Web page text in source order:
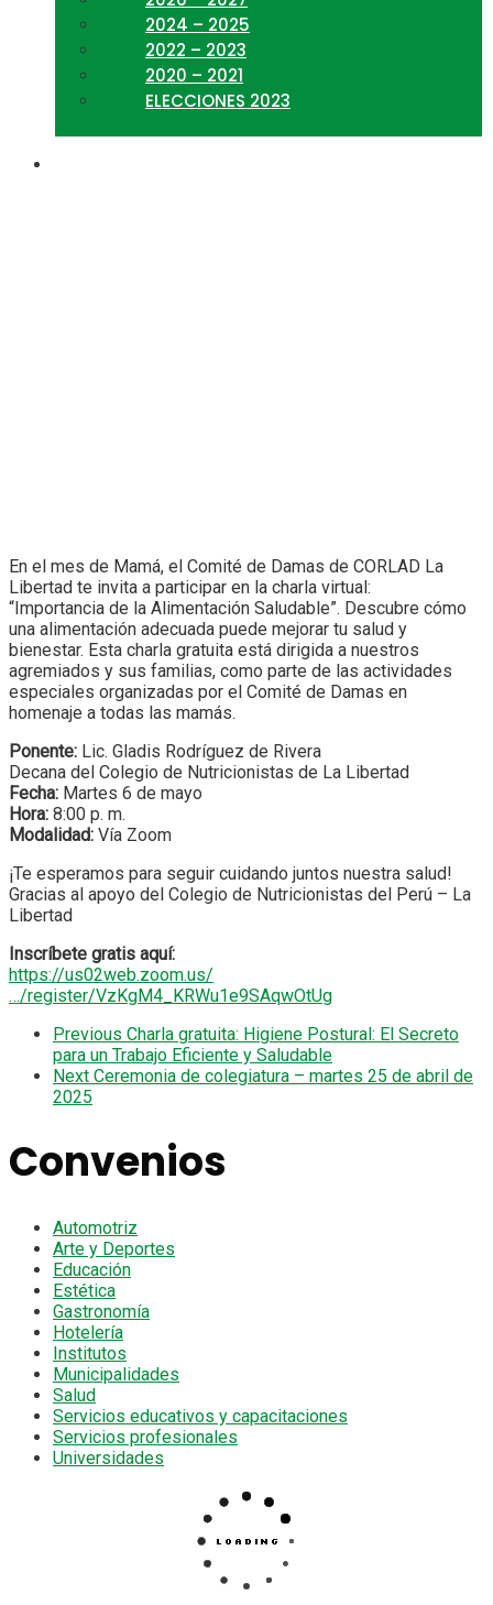
2024 – 2025
2022 – 2023
2020 – 2021
ELECCIONES 2023
En el mes de Mamá, el Comité de Damas de CORLAD La
Libertad te invita a participar en la charla virtual:
“Importancia de la Alimentación Saludable”. Descubre cómo
una alimentación adecuada puede mejorar tu salud y
bienestar. Esta charla gratuita está dirigida a nuestros
agremiados y sus familias, como parte de las actividades
especiales organizadas por el Comité de Damas en
homenaje a todas las mamás.
Ponente: Lic. Gladis Rodríguez de Rivera
Decana del Colegio de Nutricionistas de La Libertad
Fecha: Martes 6 de mayo
Hora: 8:00 p. m.
Modalidad: Vía Zoom
¡Te esperamos para seguir cuidando juntos nuestra salud!
Gracias al apoyo del Colegio de Nutricionistas del Perú – La
Libertad
Inscríbete gratis aquí:
https://us02web.zoom.us/
…/register/VzKgM4_KRWu1e9SAqwOtUg
Previous Charla gratuita: Higiene Postural: El Secreto
para un Trabajo Eficiente y Saludable
Next Ceremonia de colegiatura – martes 25 de abril de
2025
Convenios
Automotriz
Arte y Deportes
Educación
Estética
Gastronomía
Hotelería
Institutos
Municipalidades
Salud
Servicios educativos y capacitaciones
Servicios profesionales
Universidades